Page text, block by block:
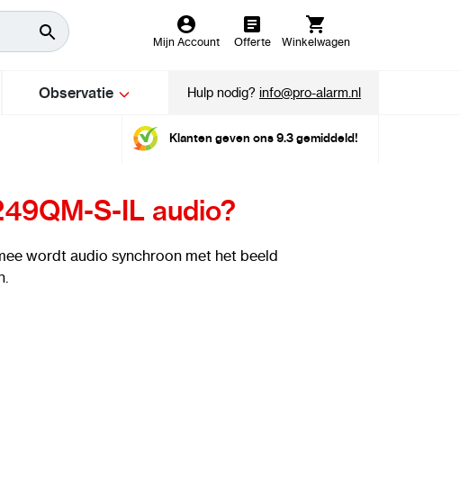
Mijn Account Offerte Winkelwagen
Observatie Hulp nodig?info@pro-alarm.nl
Klanten geven ons 9.3 gemiddeld!
S-IL audio?
wordt audio synchroon met het beeld